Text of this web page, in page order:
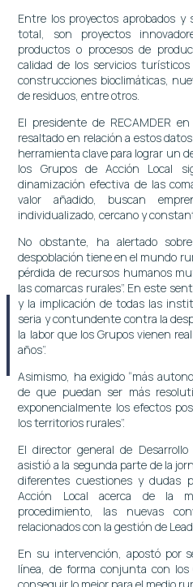
Entre los proyectos aprobados y
total, son proyectos
productos o procesos de
calidad de los servicios
construcciones bioclimáticas,
de residuos, entre otros.
El presidente de RECAMDER
resaltado en relación a estos
herramienta clave para lograr un
los Grupos de Acción Local
dinamización efectiva de las
valor añadido, buscan
individualizado, cercano y
No obstante, ha alertado
despoblación tiene en el mundo
pérdida de recursos humanos
las comarcas rurales”. En este
y la implicación de todas las
seria y contundente contra la
la labor que los Grupos vienen
años”.
Asimismo, ha exigido “más
de que puedan ser más
exponencialmente los efectos
los territorios rurales”.
El director general de
asistió a la segunda parte de la
diferentes cuestiones y dudas
Acción Local acerca de la
procedimiento, las nuevas
relacionados con la gestión de
En su intervención, apostó por
línea, de forma conjunta con los